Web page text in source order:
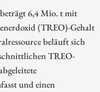
beträgt 6,4 Mio. t mit
(TREO)-Gehalt
beläuft sich
TREO-
und einen